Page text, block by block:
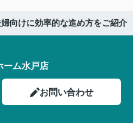
向けに効率的な進め方をご紹介
ーム水戸店
お問い合わせ